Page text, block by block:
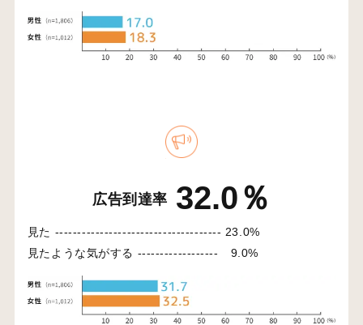
広告到達率 32.0％
見た ------------------------------------- 23.0%
見たような気がする ------------------
9.0%